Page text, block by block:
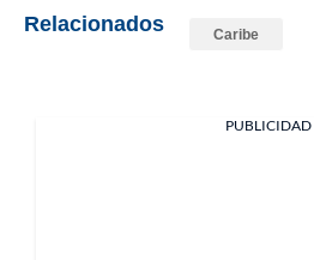
Relacionados Caribe
PUBLICIDAD